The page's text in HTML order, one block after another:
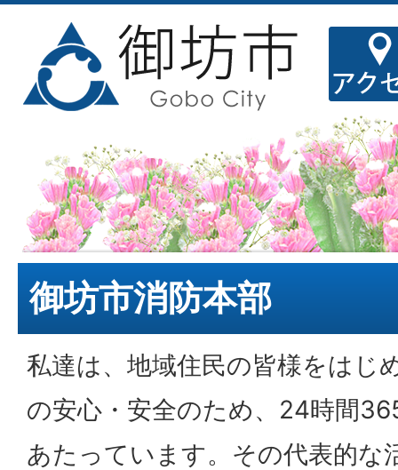
御坊市消防本部
私達は、地域住民の皆様をはじ
の安心・安全のため、24時間
あたっています。その代表的な